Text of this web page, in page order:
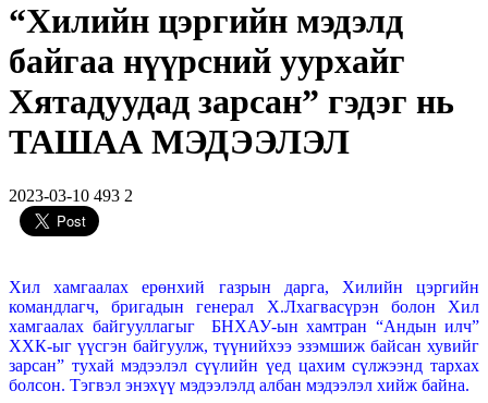
“Хилийн цэргийн мэдэлд
байгаа нүүрсний уурхайг
Хятадуудад зарсан” гэдэг нь
ТАШАА МЭДЭЭЛЭЛ
2023-03-10 493 2
Хил хамгаалах ерөнхий газрын дарга, Хилийн цэргийн
командлагч, бригадын генерал Х.Лхагвасүрэн болон Хил
хамгаалах байгууллагыг БНХАУ-ын хамтран “Андын илч”
ХХК-ыг үүсгэн байгуулж, түүнийхээ эзэмшиж байсан хувийг
зарсан” тухай мэдээлэл сүүлийн үед цахим сүлжээнд тархах
болсон. Тэгвэл энэхүү мэдээлэлд албан мэдээлэл хийж байна.